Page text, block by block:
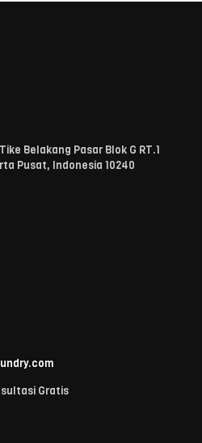
Belakang Pasar Blok G RT.1
Pusat, Indonesia 10240
Gratis